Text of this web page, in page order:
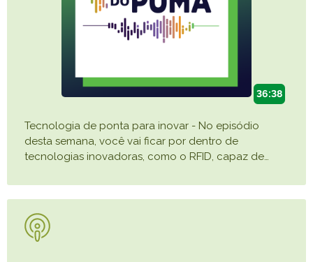
36:38
Tecnologia de ponta para inovar - No episódio
desta semana, você vai ficar por dentro de
tecnologias inovadoras, como o RFID, capaz de…